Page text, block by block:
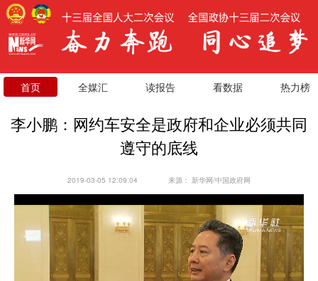
首页 全媒汇 读报告 看数据 热力榜
李小鹏：网约车安全是政府和企业必须共同
遵守的底线
2019-03-05 12:09:04 来源： 新华网/中国政府网